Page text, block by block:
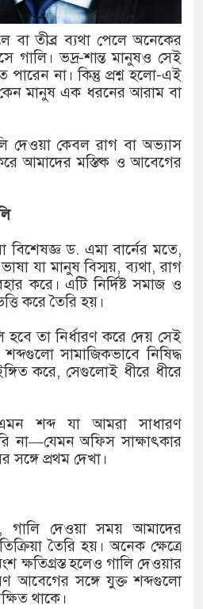
সারজিস-পাটোয়ারীসহ ১০ জনের
গুলশান থেকে সাবেক মন্ত্রী লতিফ
‘স্কুটি নাকি গোল্ড?’ ক্যাম্পেইনের
সংবিধান অনুযায়ী যথাসময়ে
দেশের ৬ অঞ্চলে ঝড়ের আভাস
সার্ককে আরও গতিশীল করতে চায়
প্রেমের সম্পর্ক ছিন্ন না করায় মা-
প্রধানমন্ত্রীর সঙ্গে নবনিযুক্ত
হামের উপসর্গে আরও ৬ প্রাণহানি,
অবশেষে পদত্যাগ করলেন ভারতের
জামায়াত ফেরেশতাদের দল নয়,
বা তীব্র ব্যথা পেলে অনেকের
গালি। ভদ্র-শান্ত মানুষও সেই
পারেন না। কিন্তু প্রশ্ন হলো-এই
মানুষ এক ধরনের আরাম বা
দেওয়া কেবল রাগ বা অভ্যাস
আমাদের মস্তিষ্ক ও আবেগের
বিশেষজ্ঞ ড. এমা বার্নের মতে,
যা মানুষ বিস্ময়, ব্যথা, রাগ
করে। এটি নির্দিষ্ট সমাজ ও
করে তৈরি হয়।
হবে তা নির্ধারণ করে দেয় সেই
সামাজিকভাবে নিষিদ্ধ
করে, সেগুলোই ধীরে ধীরে
শব্দ যা আমরা সাধারণ
না—যেমন অফিস সাক্ষাৎকার
সঙ্গে প্রথম দেখা।
গালি দেওয়া সময় আমাদের
তৈরি হয়। অনেক ক্ষেত্রে
ক্ষতিগ্রস্ত হলেও গালি দেওয়ার
আবেগের সঙ্গে যুক্ত শব্দগুলো
থাকে।